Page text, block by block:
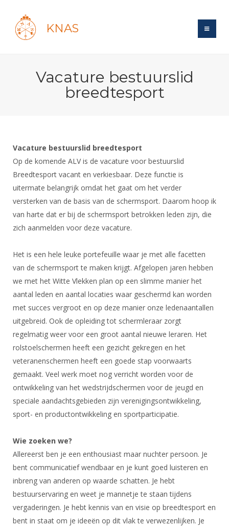
KNAS
Forums
Maandelijks archief
Evenement
Gebruiksvoorwaarden
Handleiding
Historie
Bond
Reglementen
Ledencijfers
Sponsors en Partners
Bestuur
Ereleden
Leden van Verdiensten
Vacatures
Bondsbureau
Contact
Medewerkers
Samenwerking
Alle Verenigingen
Nieuws
Verenigingsondersteuning
Witte Vlekkenplan
Recreatiesport
Veteranen
Lichtzwaardschermen
Wedstrijdsport
Inschrijven
Reglementen
Materiaal
Schermpaspoort
Rolstoelschermen
Wedstrijdkalender
KNAS Keurmerk
NK's
JPT
JEC
Veteranenwedstrijden
Wedstrijdorganisatie
Nieuws
Aanvragen van scheidsrechters
Wat is topsport
Nieuws
NK's
Oranje
DBT
FBT
SBT
Talentontwikkeling
Atletencommissie
Internationale Titeltoernooien
Internationale aanmeldingen
Informatie
Voor de jeugd
Spreekbeurtpakket
Jeugdkampen
Voor coaches en leraren
Nieuws
Nationale opleidingen
Internationale opleidingen
Opleidingen
Leraar
Voor scheidsrechters
Nieuws
Scheidsrechter Documentatie
Opleidingen
Tuchtzaken
Archief
Forums
Forums
Schermforum
Nieuws
Zoek Vereniging
Contact
Vacature bestuurslid
breedtesport
Vacature bestuurslid breedtesport
Op de komende ALV is de vacature voor bestuurslid
Breedtesport vacant en verkiesbaar. Deze functie is
uitermate belangrijk omdat het gaat om het verder
versterken van de basis van de schermsport. Daarom hoop ik
van harte dat er bij de schermsport betrokken leden zijn, die
zich aanmelden voor deze vacature.
Het is een hele leuke portefeuille waar je met alle facetten
van de schermsport te maken krijgt. Afgelopen jaren hebben
we met het Witte Vlekken plan op een slimme manier het
aantal leden en aantal locaties waar geschermd kan worden
met succes vergroot en op deze manier onze ledenaantallen
uitgebreid. Ook de opleiding tot schermleraar zorgt
regelmatig weer voor een groot aantal nieuwe leraren. Het
rolstoelschermen heeft een gezicht gekregen en het
veteranenschermen heeft een goede stap voorwaarts
gemaakt. Veel werk moet nog verricht worden voor de
ontwikkeling van het wedstrijdschermen voor de jeugd en
speciale aandachtsgebieden zijn verenigingsontwikkeling,
sport- en productontwikkeling en sportparticipatie.
Wie zoeken we?
Allereerst ben je een enthousiast maar nuchter persoon. Je
bent communicatief wendbaar en je kunt goed luisteren en
inbreng van anderen op waarde schatten. Je hebt
bestuurservaring en weet je mannetje te staan tijdens
vergaderingen. Je hebt kennis van en visie op breedtesport en
bent in staat om je ideeën op dit vlak te verwezenlijken. Je